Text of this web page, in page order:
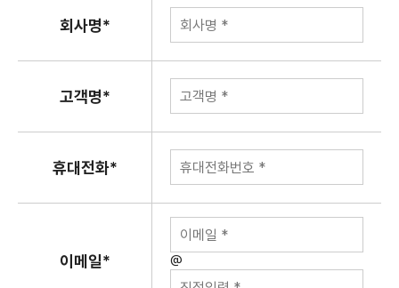
회사명*
고객명*
휴대전화*
이메일* @